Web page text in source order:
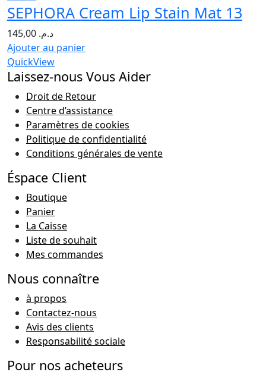
SEPHORA Cream Lip Stain Mat 13
د.م.
Ajouter au panier
QuickView
Laissez-nous Vous Aider
Droit de Retour
Centre d’assistance
Paramètres de cookies
Politique de confidentialité
Conditions générales de vente
Éspace Client
Boutique
Panier
La Caisse
Liste de souhait
Mes commandes
Nous connaître
à propos
Contactez-nous
Avis des clients
Responsabilité sociale
Pour nos acheteurs